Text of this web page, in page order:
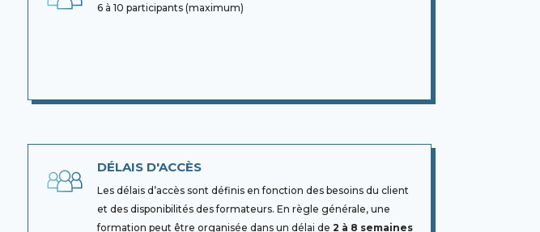
6 à 10 participants (maximum)
DÉLAIS D'ACCÈS
Les délais d’accès sont définis en fonction des besoins du client
et des disponibilités des formateurs. En règle générale, une
formation peut être organisée dans un délai de2 à 8 semaines